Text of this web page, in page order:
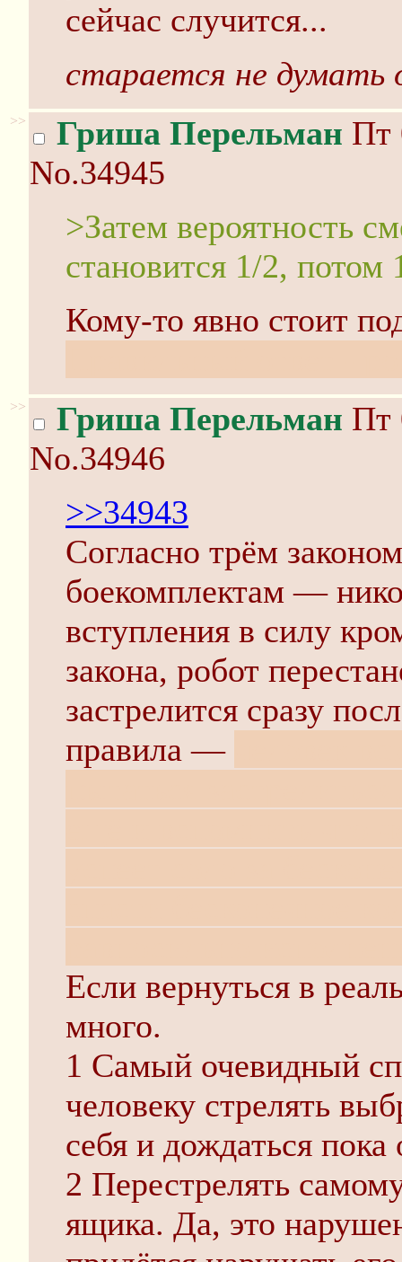
сейчас случится...
старается не думать
>> Гриша Перельман Пт
No.34945
>Затем вероятность
становится 1/2, потом
Кому-то явно стоит
>> Гриша Перельман Пт
No.34946
>>34943
Согласно трём
боекомплектам —
вступления в силу
закона, робот
застрелится сразу
правила —
Если вернуться в
много.
1 Самый очевидный
человеку стрелять
себя и дождаться пока
2 Перестрелять
ящика. Да, это